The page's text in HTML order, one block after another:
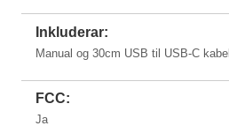
Inkluderar:
Manual og 30cm USB til USB-C kabel
FCC:
Ja